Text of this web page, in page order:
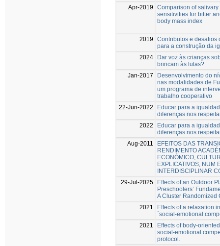
Apr-2019
Comparison of
sensitivities for bitter
body mass index
2019
Contributos e desafios
para a construção da
2024
Dar voz às crianças
brincam às lutas?
Jan-2017
Desenvolvimento do
nas modalidades de
um programa de
trabalho cooperativo
22-Jun-2022
Educar para a
diferenças nos
2022
Educar para a
diferenças nos
Aug-2011
EFEITOS DAS
RENDIMENTO
ECONÓMICO,
EXPLICATIVOS, NUM
INTERDISCIPLINAR
29-Jul-2025
Effects of an Outdoor
Preschoolers’
A Cluster Randomized
2021
Effects of a relaxation
´social-emotional
2021
Effects of body-
social-emotional
protocol.